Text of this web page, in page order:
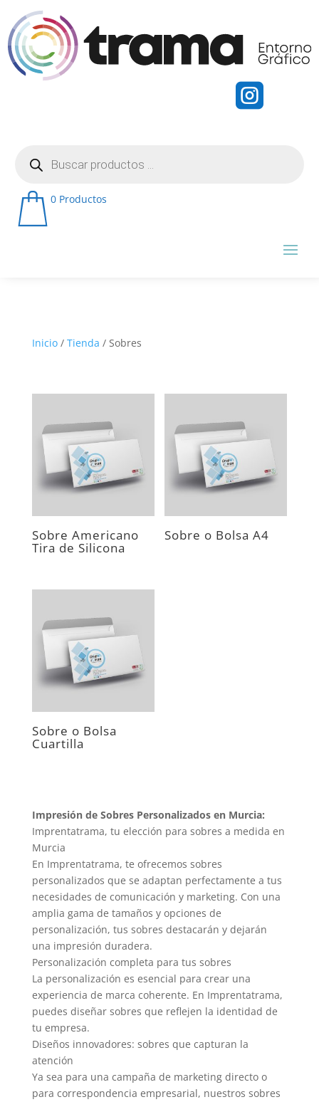

productos
0 Productos
Inicio/ Tienda / Sobres
Sobre Americano
Tira de Silicona
Sobre o Bolsa A4
Sobre o Bolsa
Cuartilla
Impresión de Sobres Personalizados en Murcia:
Imprentatrama, tu elección para sobres a medida en
Murcia
En Imprentatrama, te ofrecemos sobres
personalizados que se adaptan perfectamente a tus
necesidades de comunicación y marketing. Con una
amplia gama de tamaños y opciones de
personalización, tus sobres destacarán y dejarán
una impresión duradera.
Personalización completa para tus sobres
La personalización es esencial para crear una
experiencia de marca coherente. En Imprentatrama,
puedes diseñar sobres que reflejen la identidad de
tu empresa.
Diseños innovadores: sobres que capturan la
atención
Ya sea para una campaña de marketing directo o
para correspondencia empresarial, nuestros sobres